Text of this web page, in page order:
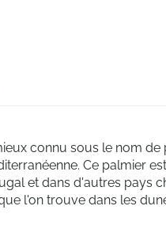
connu sous le nom de
Ce palmier
et dans d'autres pays
l'on trouve dans les